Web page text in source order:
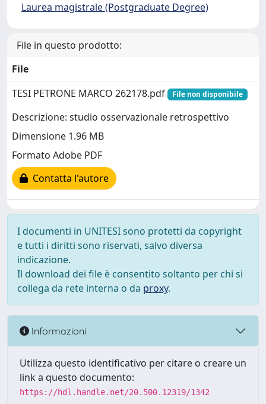
Laurea magistrale (Postgraduate Degree)
File in questo prodotto:
File
TESI PETRONE MARCO 262178.pdf
File non disponibile
Descrizione: studio osservazionale retrospettivo
Dimensione 1.96 MB
Formato Adobe PDF
Contatta l'autore
I documenti in UNITESI sono protetti da copyright
e tutti i diritti sono riservati, salvo diversa
indicazione.
Il download dei file è consentito soltanto per chi si
collega da rete interna o da proxy.
Informazioni
Utilizza questo identificativo per citare o creare un
link a questo documento:
https://hdl.handle.net/20.500.12319/1342